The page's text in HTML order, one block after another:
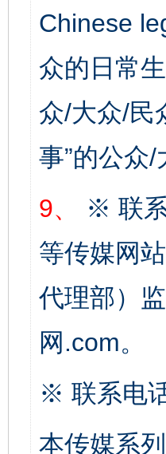
Chinese
众的日常
众/大众/民
事”的公众
9、
※ 联
等传媒网
代理部）
网.com。
※ 联系电
本传媒系
完善运行机制助力责